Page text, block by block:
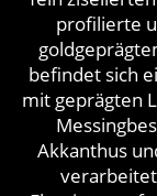
profilierte
befindet sich
mit geprägten
Akkanthus